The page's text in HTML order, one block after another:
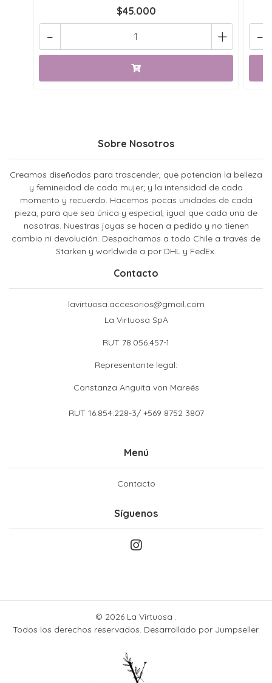
$45.000
+
- -
Sobre Nosotros
Creamos diseñadas para trascender, que potencian la belleza
y femineidad de cada mujer; y la intensidad de cada
momento y recuerdo. Hacemos pocas unidades de cada
pieza, para que sea única y especial, igual que cada una de
nosotras. Nuestras joyas se hacen a pedido y no tienen
cambio ni devolución. Despachamos a todo Chile a través de
Starken y worldwide a por DHL y FedEx.
Contacto
lavirtuosa.accesorios@gmail.com
La Virtuosa SpA
RUT 78.056.457-1
Representante legal:
Constanza Anguita von Mareés
RUT 16.854.228-3/ +569 8752 3807
Menú
Contacto
Síguenos
© 2026 La Virtuosa .
Todos los derechos reservados. Desarrollado por Jumpseller.